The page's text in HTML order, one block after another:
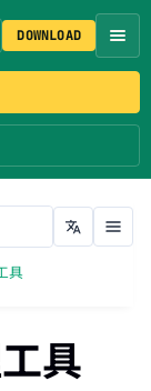
DOWNLOAD
具
具